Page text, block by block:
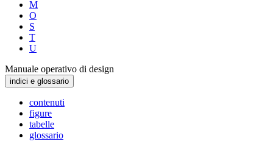
M
O
S
T
U
Manuale operativo di design
indici e glossario
contenuti
figure
tabelle
glossario